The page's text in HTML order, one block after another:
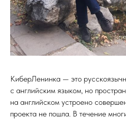
КиберЛенинка — это
с английским языком, но
на английском устроено
проекта не пошла. В течение